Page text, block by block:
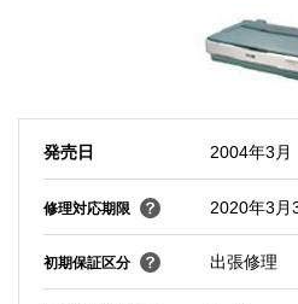
発売日 2004年3月
修理対応期限 2020年3月
初期保証区分 出張修理